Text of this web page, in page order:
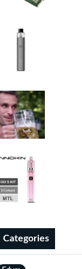
Categories